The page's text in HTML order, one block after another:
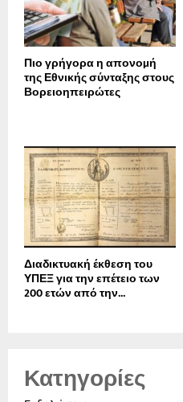
Πιο γρήγορα η απονοµή
της Εθνικής σύνταξης στους
Βορειοηπειρώτες
Διαδικτυακή έκθεση του
ΥΠΕΞ για την επέτειο των
200 ετών από την...
Κατηγορίες